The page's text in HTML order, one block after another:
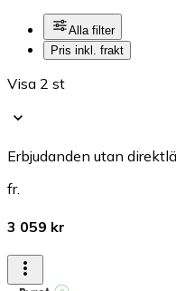
Alla filter
Pris inkl. frakt
Visa 2 st
Erbjudanden utan
fr.
3 059 kr